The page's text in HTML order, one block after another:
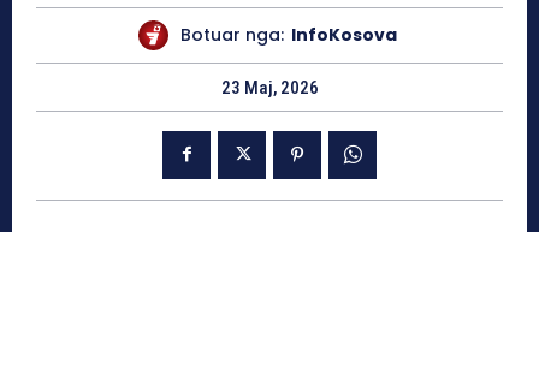
Botuar nga: InfoKosova
23 Maj, 2026